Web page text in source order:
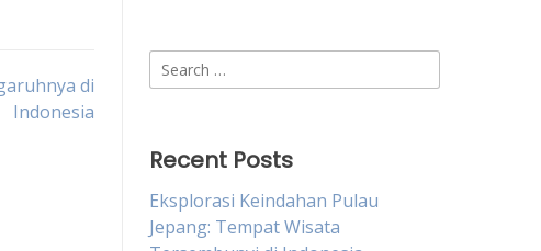
di
Indonesia
Search
for:
Recent Posts
Eksplorasi Keindahan Pulau
Jepang: Tempat Wisata